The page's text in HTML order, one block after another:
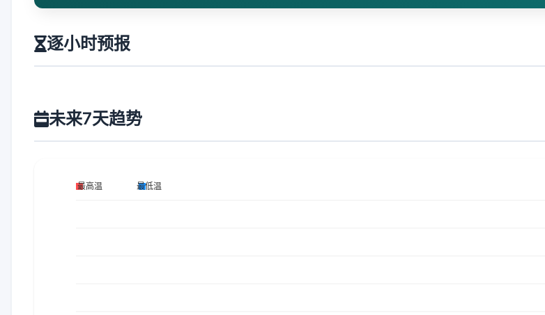
逐小时预报
未来7天趋势